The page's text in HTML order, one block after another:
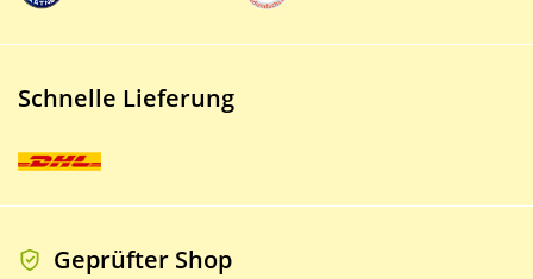
Schnelle Lieferung
Geprüfter Shop